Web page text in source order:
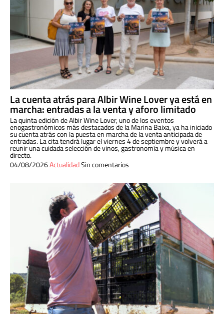
La cuenta atrás para Albir Wine Lover ya está en
marcha: entradas a la venta y aforo limitado
La quinta edición de Albir Wine Lover, uno de los eventos
enogastronómicos más destacados de la Marina Baixa, ya ha iniciado
su cuenta atrás con la puesta en marcha de la venta anticipada de
entradas. La cita tendrá lugar el viernes 4 de septiembre y volverá a
reunir una cuidada selección de vinos, gastronomía y música en
directo.
04/08/2026ActualidadSin comentarios